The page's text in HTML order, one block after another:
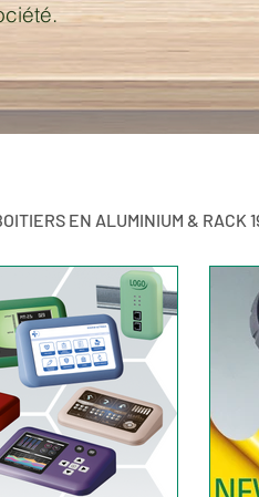
EN ALUMINIUM & RACK
Blog